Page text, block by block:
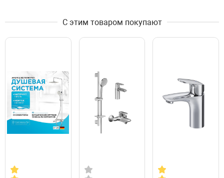
С этим товаром покупают